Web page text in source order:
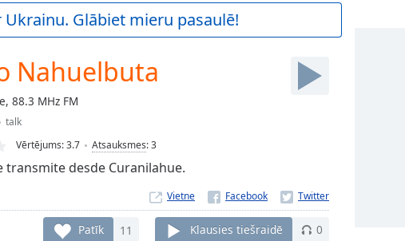
Ukrainu. Glābiet mieru pasaulē!
Nahuelbuta
88.3 MHz FM
talk
Vērtējums:3.7 Atsauksmes:3
desde Curanilahue.
Vietne
Patīk 11 Klausies tiešraidē 0